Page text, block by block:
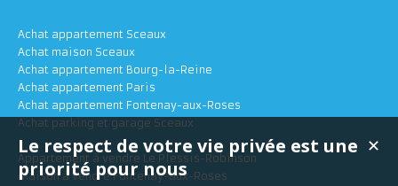
Achat appartement Sceaux
Achat maison Sceaux
Achat appartement Bourg-la-Reine
Achat appartement Paris
Achat appartement Fontenay-aux-Roses
Achat parking et garage Sceaux
Appartement à vendre Le Plessis-Robinson
Maison à vendre Fontenay-aux-Roses
✕
Le respect de votre vie privée est une
priorité pour nous